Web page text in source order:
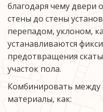
благодаря чему двери
стены до стены
перепадом, уклоном,
устанавливаются
предотвращения
участок пола.
Комбинировать между
материалы, как: